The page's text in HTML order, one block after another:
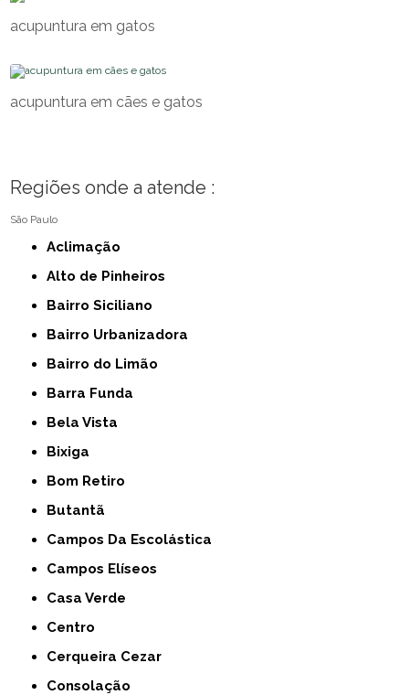
acupuntura em gatos
acupuntura em cães e gatos
Regiões onde a atende :
São Paulo
Aclimação
Alto de Pinheiros
Bairro Siciliano
Bairro Urbanizadora
Bairro do Limão
Barra Funda
Bela Vista
Bixiga
Bom Retiro
Butantã
Campos Da Escolástica
Campos Elíseos
Casa Verde
Centro
Cerqueira Cezar
Consolação